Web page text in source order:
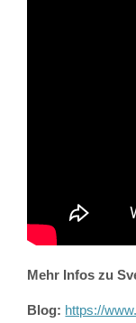
Mehr Infos zu
Blog: https://